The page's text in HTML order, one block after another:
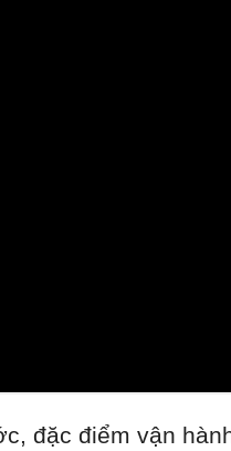
đặc điểm vận